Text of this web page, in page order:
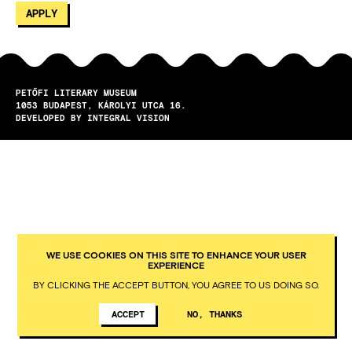
PETŐFI LITERARY MUSEUM
1053
BUDAPEST
KÁROLYI UTCA 16.
DEVELOPED BY INTEGRAL VISION
WE USE COOKIES ON THIS SITE TO ENHANCE YOUR USER
EXPERIENCE
BY CLICKING THE ACCEPT BUTTON, YOU AGREE TO US DOING SO.
ACCEPT NO, THANKS